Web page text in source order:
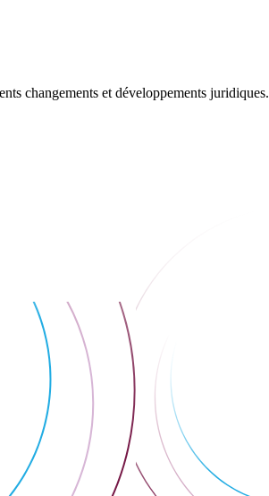
changements et développements juridiques.